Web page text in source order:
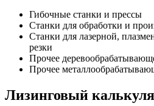
Гибочные станки и прессы
Станки для обработки и
Станки для лазерной,
резки
Прочее
Прочее
Лизинговый